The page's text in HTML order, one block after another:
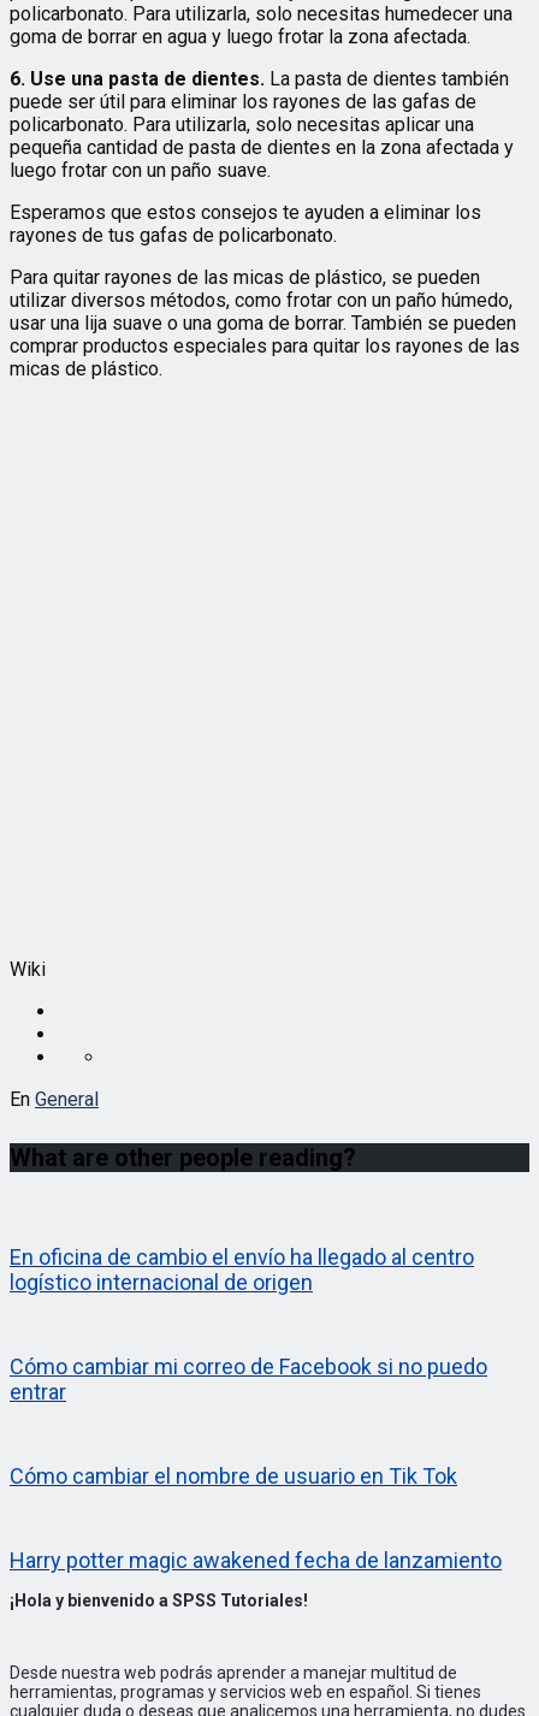
policarbonato. Para utilizarla, solo necesitas humedecer una
goma de borrar en agua y luego frotar la zona afectada.
6. Use una pasta de dientes. La pasta de dientes también
puede ser útil para eliminar los rayones de las gafas de
policarbonato. Para utilizarla, solo necesitas aplicar una
pequeña cantidad de pasta de dientes en la zona afectada y
luego frotar con un paño suave.
Esperamos que estos consejos te ayuden a eliminar los
rayones de tus gafas de policarbonato.
Para quitar rayones de las micas de plástico, se pueden
utilizar diversos métodos, como frotar con un paño húmedo,
usar una lija suave o una goma de borrar. También se pueden
comprar productos especiales para quitar los rayones de las
micas de plástico.
Wiki
En General
What are other people reading?
En oficina de cambio el envío ha llegado al centro
logístico internacional de origen
Cómo cambiar mi correo de Facebook si no puedo
entrar
Cómo cambiar el nombre de usuario en Tik Tok
Harry potter magic awakened fecha de lanzamiento
¡Hola y bienvenido a SPSS Tutoriales!
Desde nuestra web podrás aprender a manejar multitud de
herramientas, programas y servicios web en español. Si tienes
cualquier duda o deseas que analicemos una herramienta, no dudes